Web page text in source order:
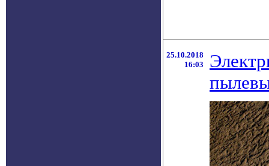
25.10.2018
16:03